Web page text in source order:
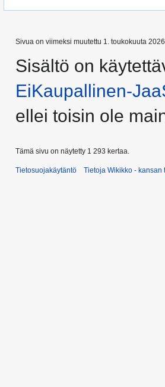
Sivua on viimeksi muutettu 1. toukokuuta
Sisältö on
EiKaupallinen-
ellei toisin ole
Tämä sivu on näytetty 1 293 kertaa.
Tietosuojakäytäntö Tietoja Wikikko - kansan